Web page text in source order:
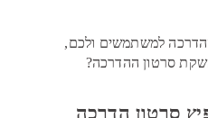
למשתמשים ולכם,
סרטון ההדרכה?
סרטון הדרכה